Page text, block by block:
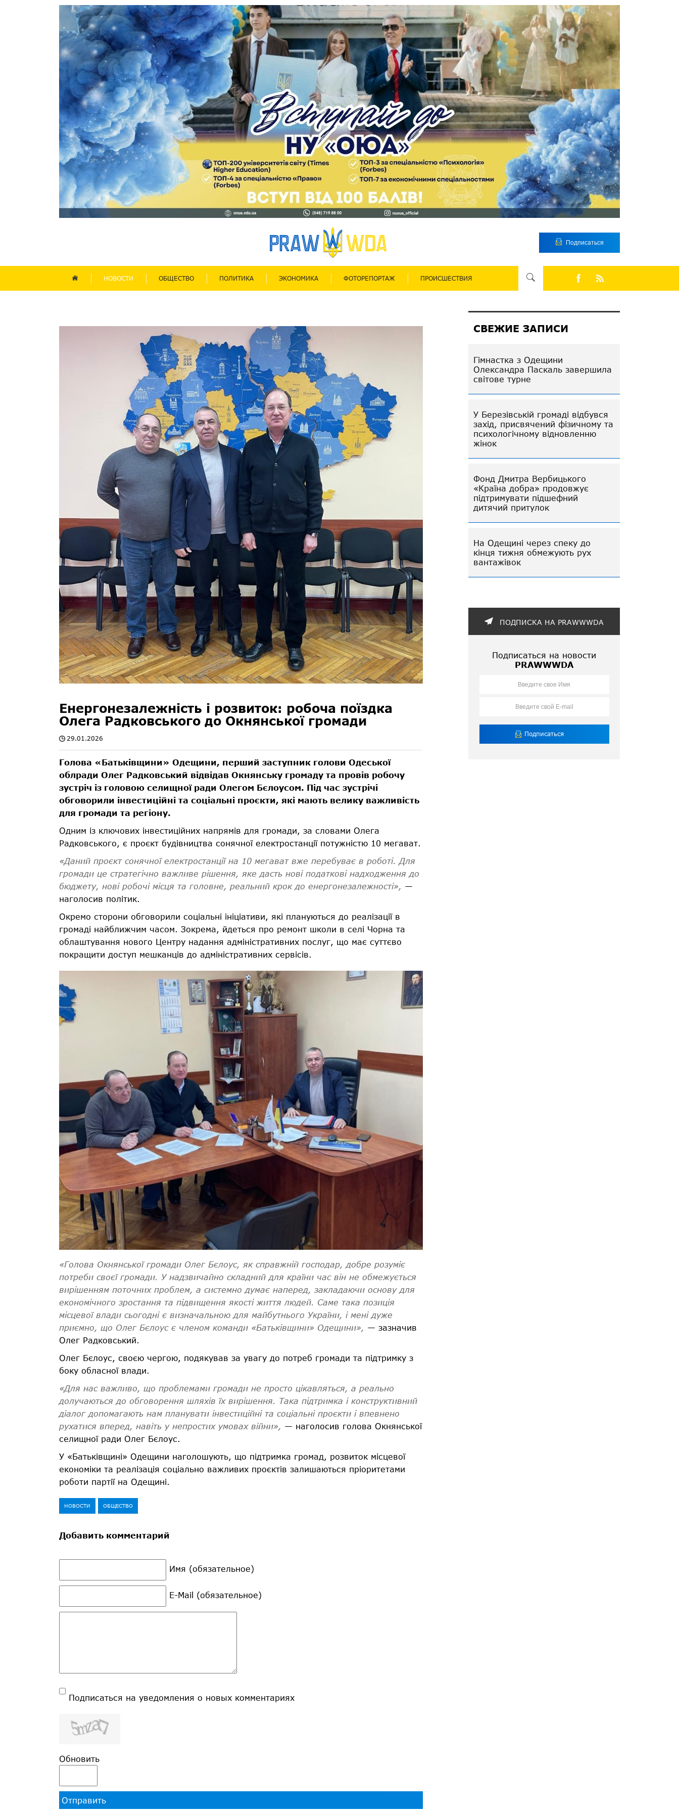
Подписаться
НОВОСТИ ОБЩЕСТВО ПОЛИТИКА ЭКОНОМИКА ФОТОРЕПОРТАЖ ПРОИСШЕСТВИЯ
Енергонезалежність і розвиток: робоча поїздка
Олега Радковського до Окнянської громади
29.01.2026
Голова «Батьківщини» Одещини, перший заступник голови Одеської
облради Олег Радковський відвідав Окнянську громаду та провів робочу
зустріч із головою селищної ради Олегом Бєлоусом. Під час зустрічі
обговорили інвестиційні та соціальні проєкти, які мають велику важливість
для громади та регіону.
Одним із ключових інвестиційних напрямів для громади, за словами Олега
Радковського, є проєкт будівництва сонячної електростанції потужністю 10 мегават.
«Даний проєкт сонячної електростанції на 10 мегават вже перебуває в роботі. Для
громади це стратегічно важливе рішення, яке дасть нові податкові надходження до
бюджету, нові робочі місця та головне, реальний крок до енергонезалежності», —
наголосив політик.
Окремо сторони обговорили соціальні ініціативи, які плануються до реалізації в
громаді найближчим часом. Зокрема, йдеться про ремонт школи в селі Чорна та
облаштування нового Центру надання адміністративних послуг, що має суттєво
покращити доступ мешканців до адміністративних сервісів.
«Голова Окнянської громади Олег Бєлоус, як справжній господар, добре розуміє
потреби своєї громади. У надзвичайно складний для країни час він не обмежується
вирішенням поточних проблем, а системно думає наперед, закладаючи основу для
економічного зростання та підвищення якості життя людей. Саме така позиція
місцевої влади сьогодні є визначальною для майбутнього України, і мені дуже
приємно, що Олег Бєлоус є членом команди «Батьківщини» Одещини»,
— зазначив
Олег Радковський.
Олег Бєлоус, своєю чергою, подякував за увагу до потреб громади та підтримку з
боку обласної влади.
«Для нас важливо, що проблемами громади не просто цікавляться, а реально
долучаються до обговорення шляхів їх вирішення. Така підтримка і конструктивний
діалог допомагають нам планувати інвестиційні та соціальні проєкти і впевнено
рухатися вперед, навіть у непростих умовах війни», — наголосив голова Окнянської
селищної ради Олег Бєлоус.
У «Батьківщині» Одещини наголошують, що підтримка громад, розвиток місцевої
економіки та реалізація соціально важливих проєктів залишаються пріоритетами
роботи партії на Одещині.
НОВОСТИ ОБЩЕСТВО
Добавить комментарий
Имя (обязательное)
E-Mail (обязательное)
Подписаться на уведомления о новых комментариях
Обновить
Отправить
СВЕЖИЕ ЗАПИСИ
Гімнастка з Одещини
Олександра Паскаль завершила
світове турне
У Березівській громаді відбувся
захід, присвячений фізичному та
психологічному відновленню
жінок
Фонд Дмитра Вербицького
«Країна добра» продовжує
підтримувати підшефний
дитячий притулок
На Одещині через спеку до
кінця тижня обмежують рух
вантажівок
ПОДПИСКА НА PRAWWWDA
Подписаться на новости
PRAWWWDA